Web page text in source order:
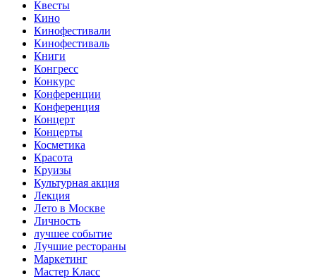
Квесты
Кино
Кинофестивали
Кинофестиваль
Книги
Конгресс
Конкурс
Конференции
Конференция
Концерт
Концерты
Косметика
Красота
Круизы
Культурная акция
Лекция
Лето в Москве
Личность
лучшее событие
Лучшие рестораны
Маркетинг
Мастер Класс